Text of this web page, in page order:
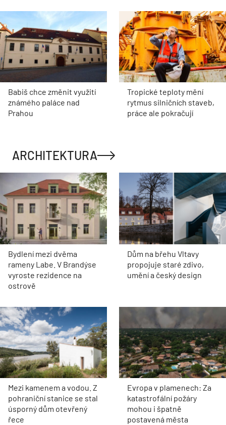
Babiš chce změnit využití
známého paláce nad
Prahou
Tropické teploty mění
rytmus silničních staveb,
práce ale pokračují
ARCHITEKTURA
Bydlení mezi dvěma
rameny Labe. V Brandýse
vyroste rezidence na
ostrově
Dům na břehu Vltavy
propojuje staré zdivo,
umění a český design
Mezi kamenem a vodou. Z
pohraniční stanice se stal
úsporný dům otevřený
řece
Evropa v plamenech: Za
katastrofální požáry
mohou i špatně
postavená města